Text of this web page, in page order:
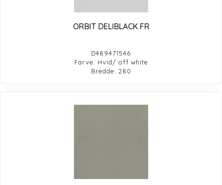
ORBIT DELIBLACK FR
D489471546
Farve: Hvid/ off white
Bredde: 280